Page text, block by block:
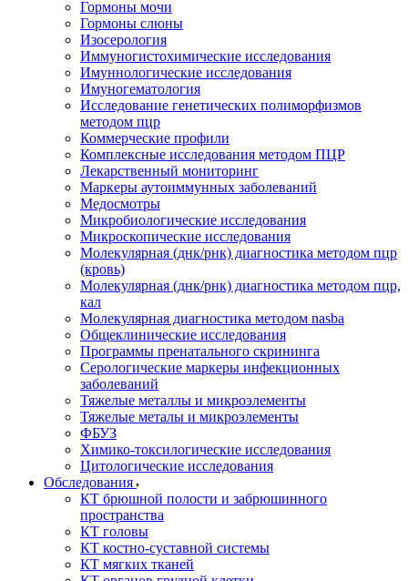
Гормоны мочи
Гормоны слюны
Изосерология
Иммуногистохимические исследования
Имуннологические исследования
Имуногематология
Исследование генетических полиморфизмов
методом пцр
Коммерческие профили
Комплексные исследования методом ПЦР
Лекарственный мониторинг
Маркеры аутоиммунных заболеваний
Медосмотры
Микробиологические исследования
Микроскопические исследования
Молекулярная (днк/рнк) диагностика методом пцр
(кровь)
Молекулярная (днк/рнк) диагностика методом пцр,
кал
Молекулярная диагностика методом nasba
Общеклинические исследования
Программы пренатального скрининга
Серологические маркеры инфекционных
заболеваний
Тяжелые металлы и микроэлементы
Тяжелые металы и микроэлементы
ФБУЗ
Химико-токсилогические исследования
Цитологические исследования
Обследования
КТ брюшной полости и забрюшинного
пространства
КТ головы
КТ костно-суставной системы
КТ мягких тканей